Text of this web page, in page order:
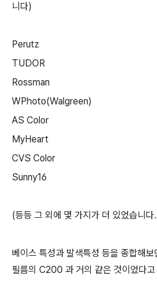
니다)
Perutz
TUDOR
Rossman
WPhoto(Walgreen)
AS Color
MyHeart
CVS Color
Sunny16
(등등 그 외에 몇 가지가 더 있었습니다
베이스 특성과 발색특성 등을 종합해보
필름의 C200 과 거의 같은 것이었다고